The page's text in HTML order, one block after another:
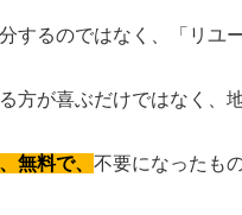
するのではなく、「リユ
方が喜ぶだけではなく、
無料で、 不要になったも